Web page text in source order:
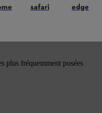
plus fréquemment posées
safari edge